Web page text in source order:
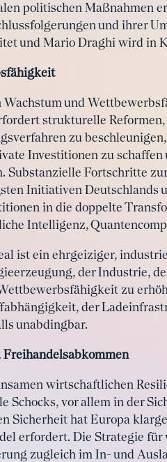
politischen Maßnahmen
und ihrer
und Mario Draghi wird in
Wachstum und
strukturelle
zu
Investitionen zu
Substanzielle Fortschritte
Initiativen Deutschlands
in die doppelte
Intelligenz,
ist ein ehrgeiziger,
der Industrie,
zu
der
unabdingbar.
wirtschaftlichen
Schocks, vor allem in der
Sicherheit hat Europa
erfordert. Die Strategie
zugleich im In- und